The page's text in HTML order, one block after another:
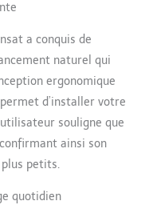
a conquis de
naturel qui
ergonomique
d’installer votre
souligne que
ainsi son
petits.
quotidien